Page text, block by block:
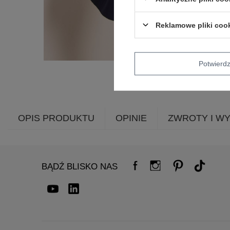
OPIS PRODUKTU OPINIE ZWROTY I
BĄDŹ BLISKO NAS
Reklamowe pliki